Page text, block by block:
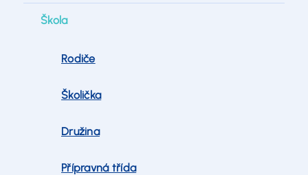
Škola
Rodiče
Školička
Družina
Přípravná třída